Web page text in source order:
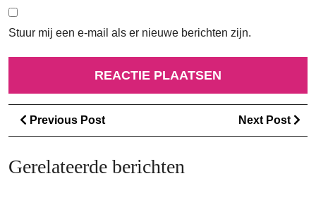
Stuur mij een e-mail als er nieuwe berichten zijn.
Berichtnavigatie
Previous PostPrevious
Post
Next Post
Gerelateerde berichten